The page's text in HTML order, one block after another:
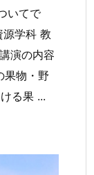
いてで
学科 教
演の内容
物・野
る果 ...